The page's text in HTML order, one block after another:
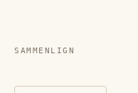
SAMMENLIGN